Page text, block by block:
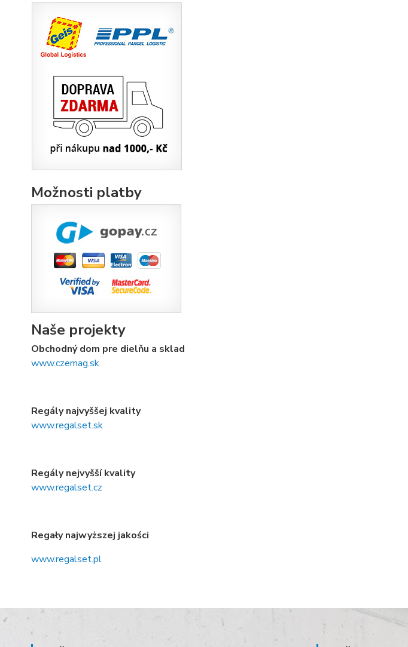
Možnosti platby
Naše projekty
Obchodný dom pre dielňu a sklad
www.czemag.sk
Regály najvyššej kvality
www.regalset.sk
Regály nejvyšší kvality
www.regalset.cz
Regały najwyższej jakości
www.regalset.pl